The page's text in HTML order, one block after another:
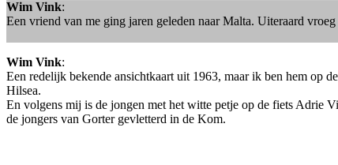
Wim Vink:
Een vriend van me ging jaren geleden naar Malta. Uiteraard
Wim Vink:
Een redelijk bekende ansichtkaart uit 1963, maar ik ben hem op
Hilsea.
En volgens mij is de jongen met het witte petje op de fiets Adrie
de jongers van Gorter gevletterd in de Kom.